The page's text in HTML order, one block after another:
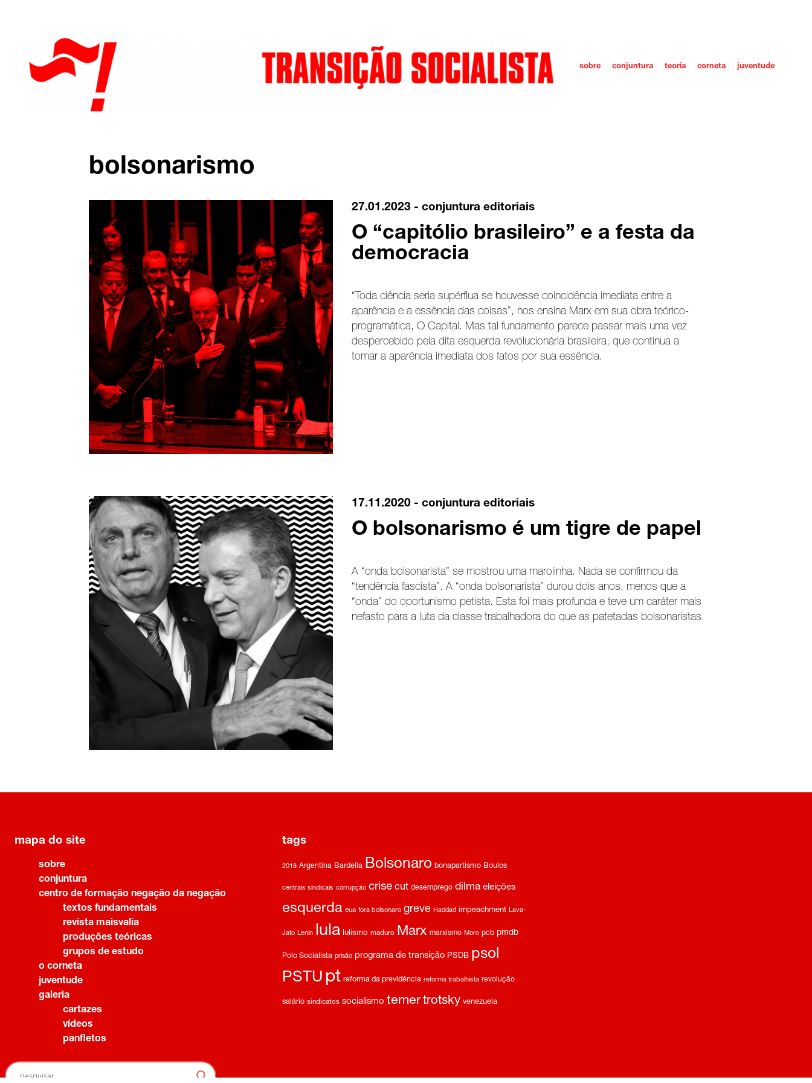
sobre conjuntura teoria corneta juventude
bolsonarismo
27.01.2023 - conjuntura editoriais
O “capitólio brasileiro” e a festa da
democracia
“Toda ciência seria supérflua se houvesse coincidência imediata entre a
aparência e a essência das coisas”, nos ensina Marx em sua obra teórico-
programática, O Capital. Mas tal fundamento parece passar mais uma vez
despercebido pela dita esquerda revolucionária brasileira, que continua a
tomar a aparência imediata dos fatos por sua essência.
17.11.2020 - conjuntura editoriais
O bolsonarismo é um tigre de papel
A “onda bolsonarista” se mostrou uma marolinha. Nada se confirmou da
“tendência fascista”. A “onda bolsonarista” durou dois anos, menos que a
“onda” do oportunismo petista. Esta foi mais profunda e teve um caráter mais
nefasto para a luta da classe trabalhadora do que as patetadas bolsonaristas.
mapa do site
sobre
conjuntura
centro de formação negação da negação
textos fundamentais
revista maisvalia
produções teóricas
grupos de estudo
o corneta
juventude
galeria
cartazes
vídeos
panfletos
tags
2018 Argentina Bardella Bolsonaro bonapartismo Boulos
centrais sindicais corrupção crise cut desemprego dilma eleições
esquerda eua fora bolsonaro greve Haddad impeachment Lava-
Jato Lenin lula lulismo maduro Marx marxismo Moro pcb pmdb
Polo Socialista prisão programa de transição PSDB psol
PSTU pt reforma da previdência reforma trabalhista revolução
salário sindicatos socialismo temer trotsky venezuela